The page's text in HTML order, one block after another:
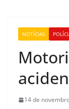
NOTÍCIAS
14 de